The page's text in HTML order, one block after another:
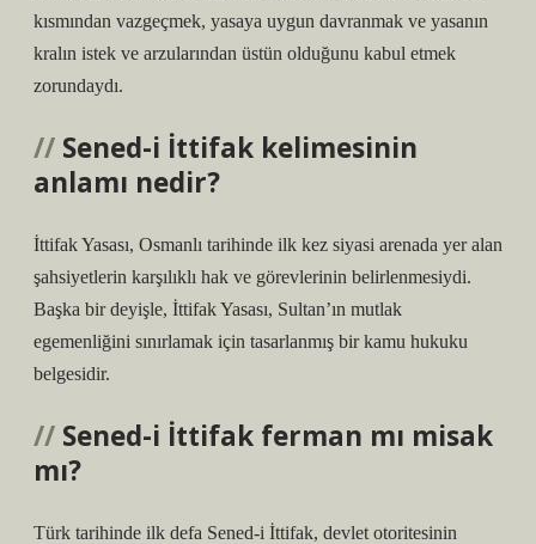
kısmından vazgeçmek, yasaya uygun davranmak ve yasanın
kralın istek ve arzularından üstün olduğunu kabul etmek
zorundaydı.
Sened-i İttifak kelimesinin
anlamı nedir?
İttifak Yasası, Osmanlı tarihinde ilk kez siyasi arenada yer alan
şahsiyetlerin karşılıklı hak ve görevlerinin belirlenmesiydi.
Başka bir deyişle, İttifak Yasası, Sultan’ın mutlak
egemenliğini sınırlamak için tasarlanmış bir kamu hukuku
belgesidir.
Sened-i İttifak ferman mı misak
mı?
Türk tarihinde ilk defa Sened-i İttifak, devlet otoritesinin